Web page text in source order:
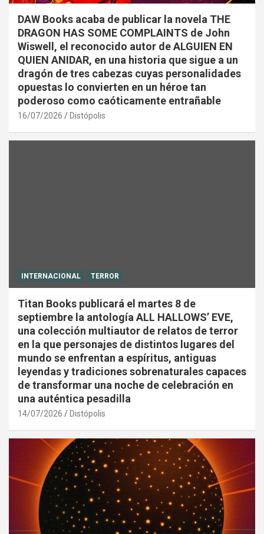
DAW Books acaba de publicar la novela THE
DRAGON HAS SOME COMPLAINTS de John
Wiswell, el reconocido autor de ALGUIEN EN
QUIEN ANIDAR, en una historia que sigue a un
dragón de tres cabezas cuyas personalidades
opuestas lo convierten en un héroe tan
poderoso como caóticamente entrañable
16/07/2026 Distópolis
INTERNACIONAL TERROR
Titan Books publicará el martes 8 de
septiembre la antología ALL HALLOWS’ EVE,
una colección multiautor de relatos de terror
en la que personajes de distintos lugares del
mundo se enfrentan a espíritus, antiguas
leyendas y tradiciones sobrenaturales capaces
de transformar una noche de celebración en
una auténtica pesadilla
14/07/2026 Distópolis